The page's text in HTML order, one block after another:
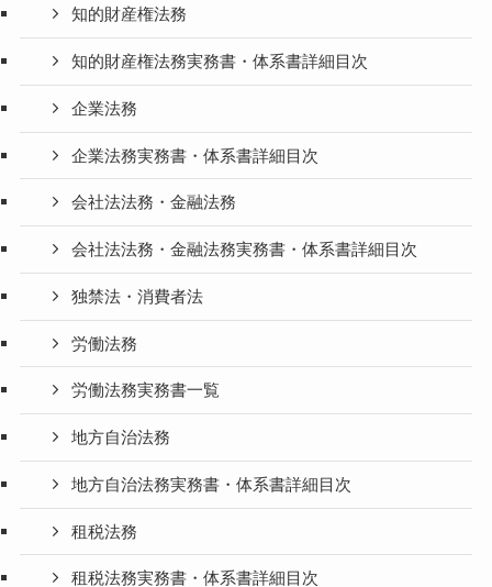
知的財産権法務
知的財産権法務実務書・体系書詳細目次
企業法務
企業法務実務書・体系書詳細目次
会社法法務・金融法務
会社法法務・金融法務実務書・体系書詳細目次
独禁法・消費者法
労働法務
労働法務実務書一覧
地方自治法務
地方自治法務実務書・体系書詳細目次
租税法務
租税法務実務書・体系書詳細目次